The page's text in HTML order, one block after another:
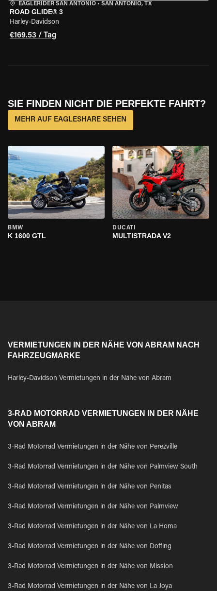
EAGLERIDER SAN ANTONIO • SAN ANTONIO, TX
ROAD GLIDE® 3
Harley-Davidson
€169.53 / Tag
SIE FINDEN NICHT DIE PERFEKTE FAHRT?
MEHR AUF EAGLESHARE SEHEN
BMW
K 1600 GTL
DUCATI
MULTISTRADA V2
VERMIETUNGEN IN DER NÄHE VON ABRAM NACH
FAHRZEUGMARKE
Harley-Davidson Vermietungen in der Nähe von Abram
3-RAD MOTORRAD VERMIETUNGEN IN DER NÄHE
VON ABRAM
3-Rad Motorrad Vermietungen in der Nähe von Perezville
3-Rad Motorrad Vermietungen in der Nähe von Palmview South
3-Rad Motorrad Vermietungen in der Nähe von Penitas
3-Rad Motorrad Vermietungen in der Nähe von Palmview
3-Rad Motorrad Vermietungen in der Nähe von La Homa
3-Rad Motorrad Vermietungen in der Nähe von Doffing
3-Rad Motorrad Vermietungen in der Nähe von Mission
3-Rad Motorrad Vermietungen in der Nähe von La Joya